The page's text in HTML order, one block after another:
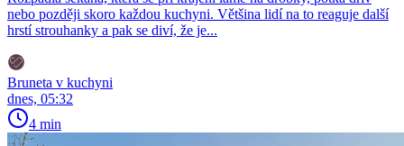
nebo později skoro každou kuchyni. Většina lidí na to reaguje další
hrstí strouhanky a pak se diví, že je...
Bruneta v kuchyni
dnes, 05:32
4 min